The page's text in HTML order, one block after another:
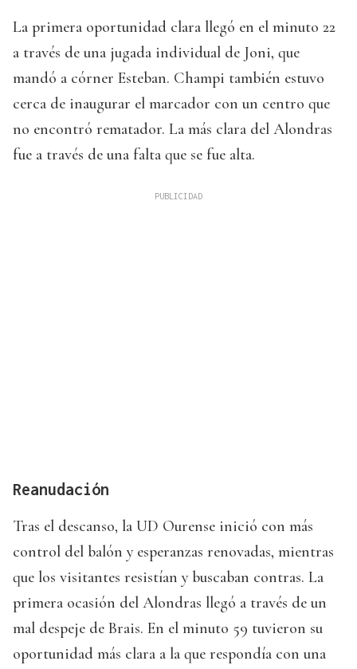
La primera oportunidad clara llegó en el minuto 22
a través de una jugada individual de Joni, que
mandó a córner Esteban. Champi también estuvo
cerca de inaugurar el marcador con un centro que
no encontró rematador. La más clara del Alondras
fue a través de una falta que se fue alta.
Reanudación
Tras el descanso, la UD Ourense inició con más
control del balón y esperanzas renovadas, mientras
que los visitantes resistían y buscaban contras. La
primera ocasión del Alondras llegó a través de un
mal despeje de Brais. En el minuto 59 tuvieron su
oportunidad más clara a la que respondía con una